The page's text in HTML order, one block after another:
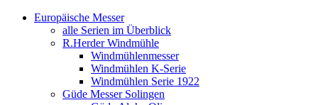
Europäische Messer
alle Serien im Überblick
R.Herder Windmühle
Windmühlenmesser
Windmühlen K-Serie
Windmühlen Serie 1922
Güde Messer Solingen